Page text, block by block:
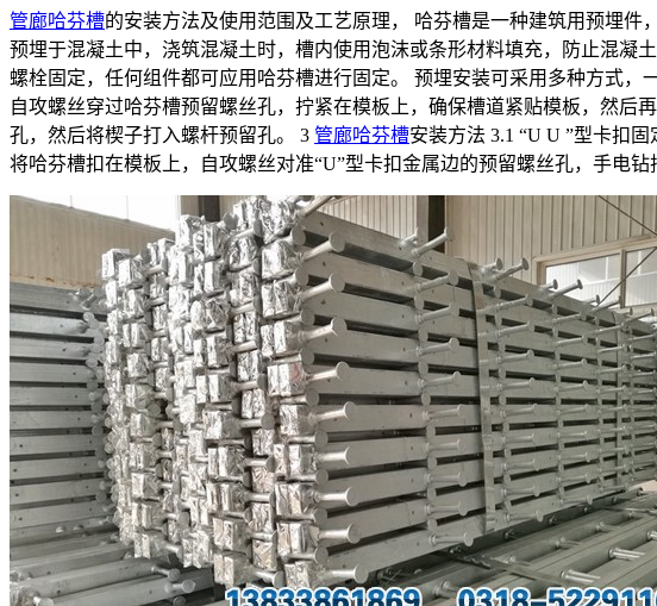
管廊哈芬槽的安装方法及使用范围及工艺原理， 哈芬槽是一种建筑用预埋
预埋于混凝土中，浇筑混凝土时，槽内使用泡沫或条形材料填充，防止混凝
螺栓固定，任何组件都可应用哈芬槽进行固定。 预埋安装可采用多种方式
自攻螺丝穿过哈芬槽预留螺丝孔，拧紧在模板上，确保槽道紧贴模板，然后
孔，然后将楔子打入螺杆预留孔。 3 管廊哈芬槽安装方法 3.1 “U U ”型卡扣
将哈芬槽扣在模板上，自攻螺丝对准“U”型卡扣金属边的预留螺丝孔，手电钻